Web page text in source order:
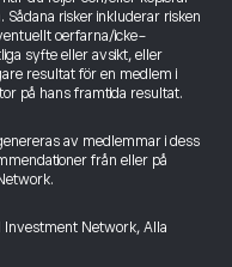
risker inkluderar risken
oerfarna/icke-
syfte eller avsikt, eller
resultat för en medlem i
på hans framtida resultat.
av medlemmar i dess
från eller på
Network, Alla